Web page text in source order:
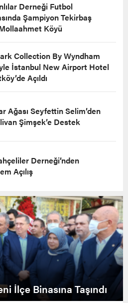
Derneği Futbol
Şampiyon Tekirbaş
Köyü
Collection By Wyndham
İstanbul New Airport Hotel
Açıldı
Ağası Seyfettin Selim’den
Şimşek’e Destek
Derneği’nden
Açılış
İlçe Binasına Taşındı